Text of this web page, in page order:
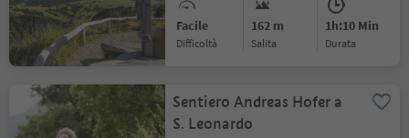
Facile
Difficoltà
162 m
Salita
1h:10 Min
durata
Sentiero Andreas Hofer a
S. Leonardo